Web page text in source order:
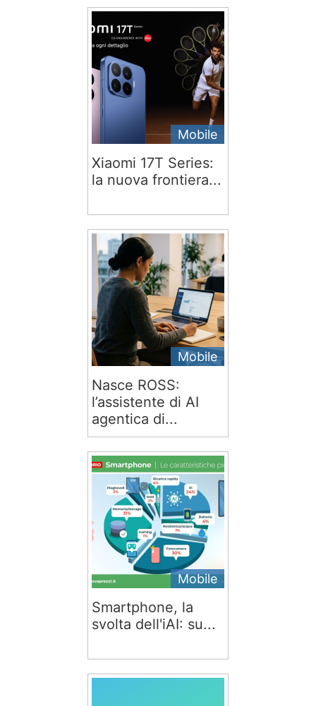
Mobile
Xiaomi 17T Series:
la nuova frontiera...
Mobile
Nasce ROSS:
l’assistente di AI
agentica di...
Mobile
Smartphone, la
svolta dell'iAI: su...